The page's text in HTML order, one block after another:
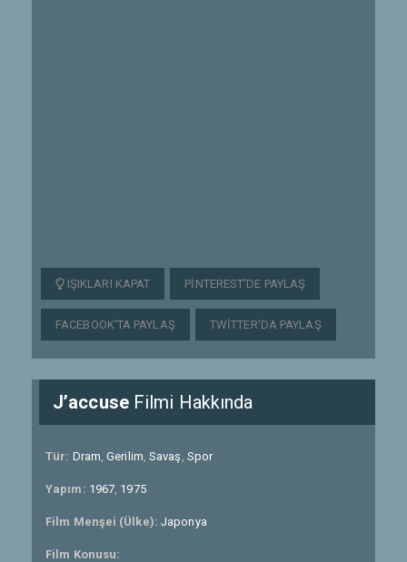
IŞIKLARI KAPAT PINTEREST'DE PAYLAŞ
FACEBOOK'TA PAYLAŞ TWITTER'DA PAYLAŞ
J’accuseFilmi Hakkında
Tür: Dram,Gerilim,Savaş , Spor
Yapım: 1967, 1975
Film Menşei (Ülke): Japonya
Film Konusu: